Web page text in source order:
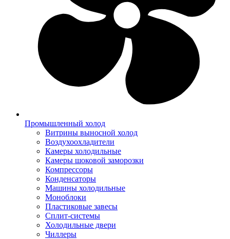
Промышленный холод
Витрины выносной холод
Воздухоохладители
Камеры холодильные
Камеры шоковой заморозки
Компрессоры
Конденсаторы
Машины холодильные
Моноблоки
Пластиковые завесы
Сплит-системы
Холодильные двери
Чиллеры